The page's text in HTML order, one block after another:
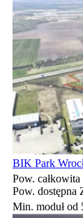
BIK Park
Pow. całkowita
Pow. dostępna
Min. modułod